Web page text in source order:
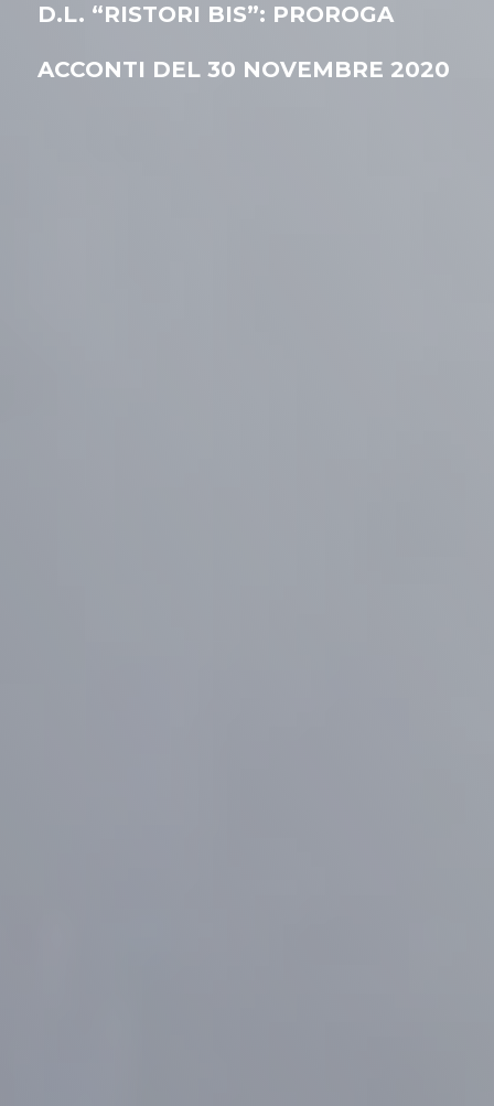
D.L. “RISTORI BIS”: PROROGA
ACCONTI DEL 30 NOVEMBRE 2020